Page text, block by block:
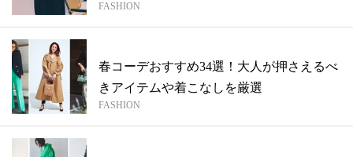
FASHION
春コーデおすすめ34選！大人が押さえるべ
きアイテムや着こなしを厳選
FASHION